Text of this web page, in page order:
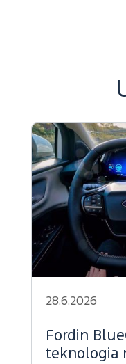
28.6.2026
Fordin
teknologia